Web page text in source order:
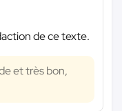
de ce texte.
et très bon,